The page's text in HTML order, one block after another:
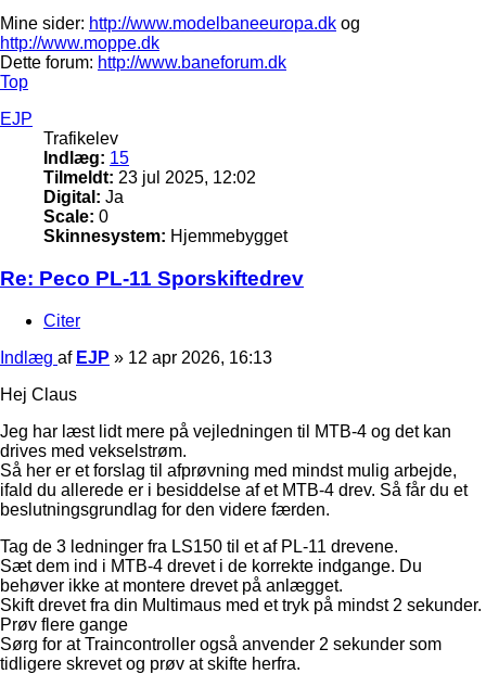
Mine sider: http://www.modelbaneeuropa.dk og
http://www.moppe.dk
Dette forum: http://www.baneforum.dk
Top
EJP
Trafikelev
Indlæg: 15
Tilmeldt: 23 jul 2025, 12:02
Digital: Ja
Scale: 0
Skinnesystem: Hjemmebygget
Re: Peco PL-11 Sporskiftedrev
Citer
Indlæg af EJP » 12 apr 2026, 16:13
Hej Claus
Jeg har læst lidt mere på vejledningen til MTB-4 og det kan
drives med vekselstrøm.
Så her er et forslag til afprøvning med mindst mulig arbejde,
ifald du allerede er i besiddelse af et MTB-4 drev. Så får du et
beslutningsgrundlag for den videre færden.
Tag de 3 ledninger fra LS150 til et af PL-11 drevene.
Sæt dem ind i MTB-4 drevet i de korrekte indgange. Du
behøver ikke at montere drevet på anlægget.
Skift drevet fra din Multimaus med et tryk på mindst 2 sekunder.
Prøv flere gange
Sørg for at Traincontroller også anvender 2 sekunder som
tidligere skrevet og prøv at skifte herfra.